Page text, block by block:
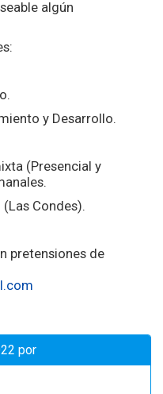
algún
y Desarrollo.
(Presencial y
Condes).
pretensiones de
por